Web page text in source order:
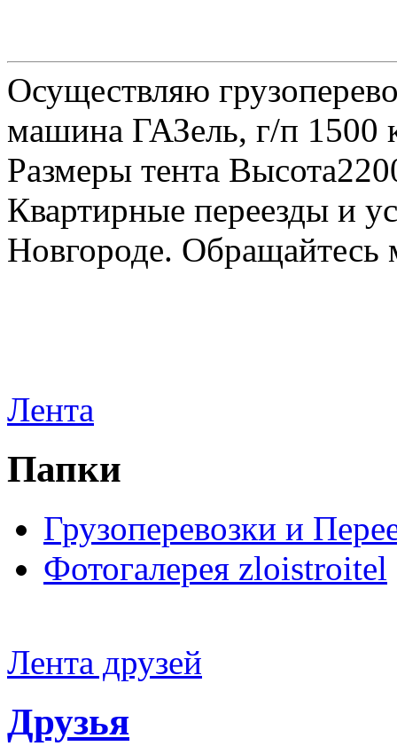
Осуществляю
машина ГАЗель, г/п 1500
Размеры тента
Квартирные переезды и
Новгороде.
Лента
Папки
Грузоперевозки и
Фотогалерея zloistroitel
Лента друзей
Друзья